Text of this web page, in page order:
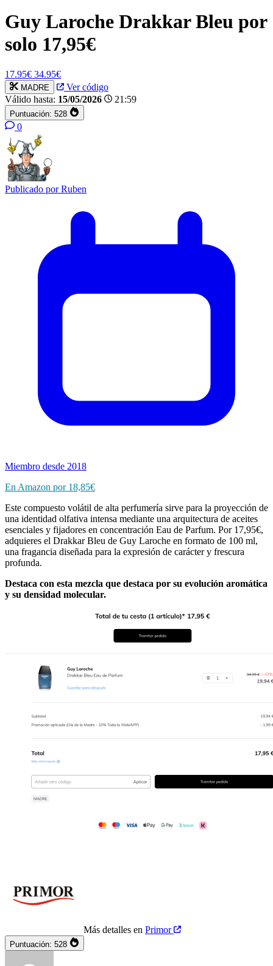
Guy Laroche Drakkar Bleu por
solo 17,95€
17.95€ 34.95€
MADRE
Ver código
Válido hasta: 15/05/2026 21:59
Puntuación: 528
0
Publicado porRuben
Miembro desde 2018
En Amazon por 18,85€
Este compuesto volátil de alta perfumería sirve para la proyección de
una identidad olfativa intensa mediante una arquitectura de aceites
esenciales y fijadores en concentración Eau de Parfum. Por 17,95€,
adquieres el Drakkar Bleu de Guy Laroche en formato de 100 ml,
una fragancia diseñada para la expresión de carácter y frescura
profunda.
Destaca con esta mezcla que destaca por su evolución aromática
y su densidad molecular.
Más detalles en Primor
Puntuación: 528